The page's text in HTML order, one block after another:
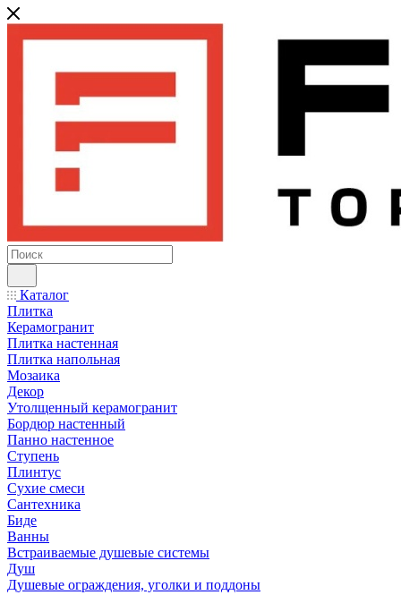
Каталог
Плитка
Керамогранит
Плитка настенная
Плитка напольная
Мозаика
Декор
Утолщенный керамогранит
Бордюр настенный
Панно настенное
Ступень
Плинтус
Сухие смеси
Сантехника
Биде
Ванны
Встраиваемые душевые системы
Душ
Душевые ограждения, уголки и поддоны